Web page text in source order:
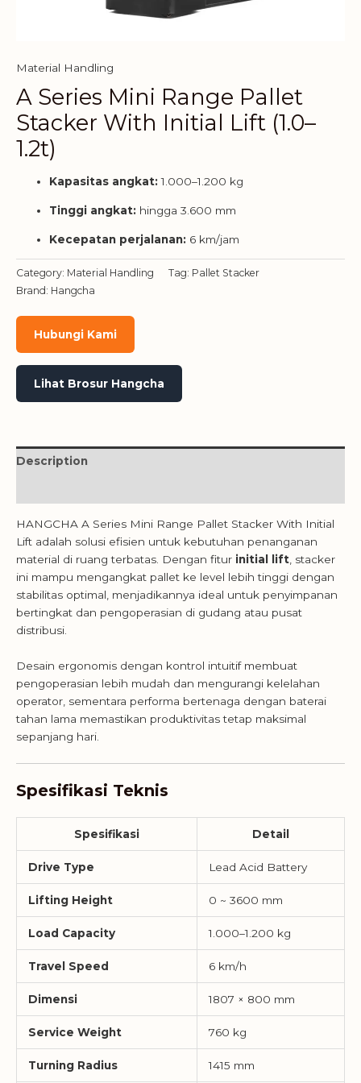
Material Handling
A Series Mini Range Pallet
Stacker With Initial Lift (1.0–
1.2t)
Kapasitas angkat:1.000–1.200 kg
Tinggi angkat: hingga 3.600 mm
Kecepatan perjalanan: 6 km/jam
Category: Material Handling Tag: Pallet Stacker
Brand: Hangcha
Hubungi Kami
Lihat Brosur Hangcha
Description
HANGCHA A Series Mini Range Pallet Stacker With Initial
Lift adalah solusi efisien untuk kebutuhan penanganan
material di ruang terbatas. Dengan fitur initial lift , stacker
ini mampu mengangkat pallet ke level lebih tinggi dengan
stabilitas optimal, menjadikannya ideal untuk penyimpanan
bertingkat dan pengoperasian di gudang atau pusat
distribusi.
Desain ergonomis dengan kontrol intuitif membuat
pengoperasian lebih mudah dan mengurangi kelelahan
operator, sementara performa bertenaga dengan baterai
tahan lama memastikan produktivitas tetap maksimal
sepanjang hari.
Spesifikasi Teknis
Spesifikasi Detail
Drive Type Lead Acid Battery
Lifting Height 0 ~ 3600 mm
Load Capacity 1.000–1.200 kg
Travel Speed 6 km/h
Dimensi 1807 × 800 mm
Service Weight 760 kg
Turning Radius 1415 mm